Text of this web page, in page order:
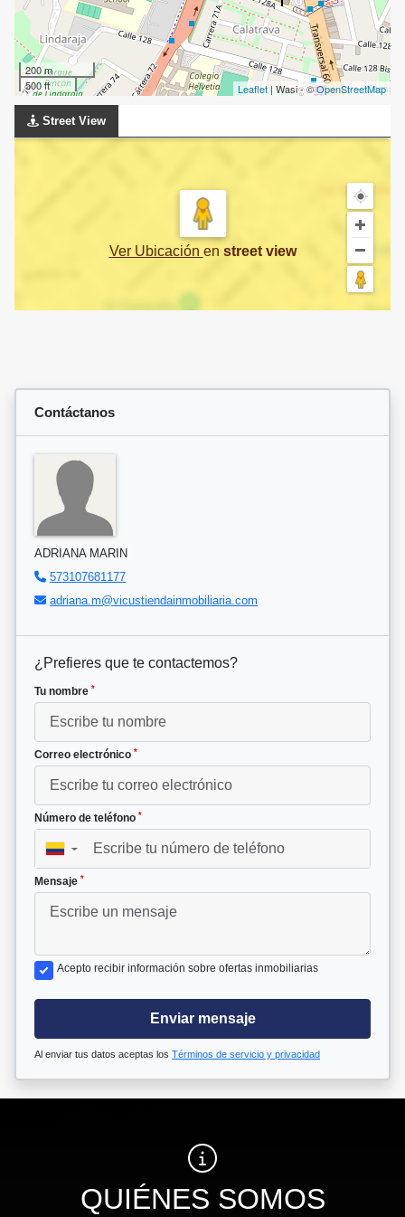
200 m
500 ft
Leaflet| Wasi - ©OpenStreetMap
Street View
Ver Ubicación en street view
Contáctanos
ADRIANA MARIN
573107681177
adriana.m@vicustiendainmobiliaria.com
¿Prefieres que te contactemos?
Tu nombre *
Correo electrónico *
Número de teléfono *
▼
Mensaje *
Acepto recibir información sobre ofertas inmobiliarias
Enviar mensaje
Al enviar tus datos aceptas los Términos de servicio y privacidad
QUIÉNES SOMOS